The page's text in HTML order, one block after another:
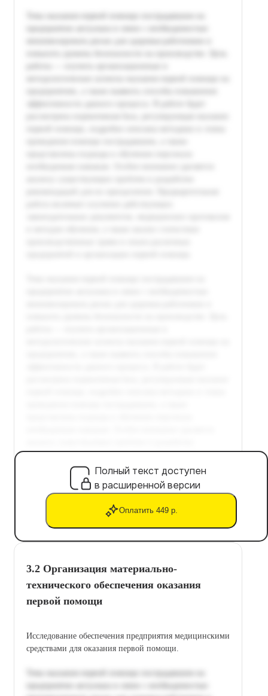
Полный текст доступен
в расширенной версии
Оплатить 449 р.
3.2 Организация материально-
технического обеспечения оказания
первой помощи
Исследование обеспечения предприятия медицинскими
средствами для оказания первой помощи.